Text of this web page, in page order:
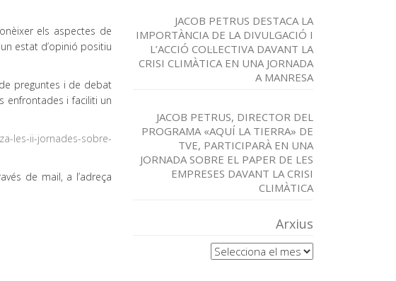
els aspectes de
estat d’opinió positiu
preguntes i de debat
enfrontades i faciliti un
les-ii-jornades-sobre-
de mail, a l’adreça
JACOB PETRUS DESTACA LA
IMPORTÀNCIA DE LA DIVULGACIÓ I
L’ACCIÓ COL·LECTIVA DAVANT LA
CRISI CLIMÀTICA EN UNA JORNADA
A MANRESA
JACOB PETRUS, DIRECTOR DEL
PROGRAMA «AQUÍ LA TIERRA» DE
TVE, PARTICIPARÀ EN UNA
JORNADA SOBRE EL PAPER DE LES
EMPRESES DAVANT LA CRISI
CLIMÀTICA
Arxius
Arxius